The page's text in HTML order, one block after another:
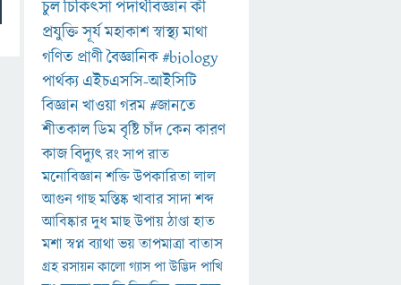
চুলচিকিৎসাপদার্থবিজ্ঞানকী
প্রযুক্তিসূর্যমহাকাশস্বাস্থ্যমাথা
গণিত প্রাণীবৈজ্ঞানিক#biology
পার্থক্য এইচএসসি-আইসিটি
বিজ্ঞানখাওয়াগরম#জানতে
শীতকালডিমবৃষ্টিচাঁদকেনকারণ
কাজবিদ্যুৎরংসাপরাত
মনোবিজ্ঞানশক্তিউপকারিতালাল
আগুনগাছমস্তিষ্কখাবারসাদাশব্দ
আবিষ্কারদুধমাছউপায়ঠাণ্ডাহাত
মশাস্বপ্নব্যাথাভয়তাপমাত্রাবাতাস
গ্রহরসায়নকালোগ্যাসপাউদ্ভিদপাখি